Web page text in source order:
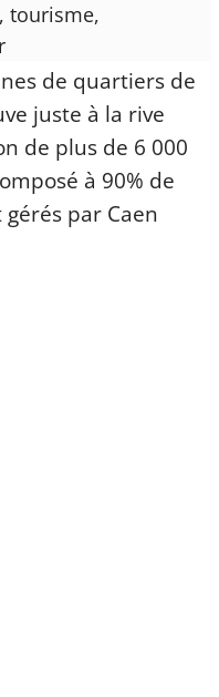
tourisme,
de quartiers de
juste à la rive
de plus de 6 000
à 90% de
par Caen